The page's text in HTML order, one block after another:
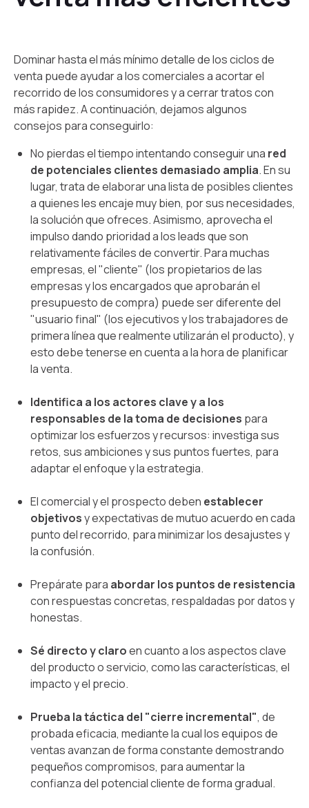
Dominar hasta el más mínimo detalle de los ciclos de
venta puede ayudar a los comerciales a acortar el
recorrido de los consumidores y a cerrar tratos con
más rapidez. A continuación, dejamos algunos
consejos para conseguirlo:
No pierdas el tiempo intentando conseguir una red
de potenciales clientes demasiado amplia. En su
lugar, trata de elaborar una lista de posibles clientes
a quienes les encaje muy bien, por sus necesidades,
la solución que ofreces. Asimismo, aprovecha el
impulso dando prioridad a los leads que son
relativamente fáciles de convertir. Para muchas
empresas, el "cliente" (los propietarios de las
empresas y los encargados que aprobarán el
presupuesto de compra) puede ser diferente del
"usuario final" (los ejecutivos y los trabajadores de
primera línea que realmente utilizarán el producto), y
esto debe tenerse en cuenta a la hora de planificar
la venta.
Identifica a los actores clave y a los
responsables de la toma de decisiones para
optimizar los esfuerzos y recursos: investiga sus
retos, sus ambiciones y sus puntos fuertes, para
adaptar el enfoque y la estrategia.
El comercial y el prospecto deben establecer
objetivosy expectativasde mutuo acuerdo en cada
punto del recorrido, para minimizar los desajustes y
la confusión.
Prepárate para abordar los puntos de resistencia
con respuestas concretas, respaldadas por datos y
honestas.
Sé directo y claroen cuanto a los aspectos clave
del producto o servicio, como las características, el
impacto y el precio.
Prueba la táctica del "cierre incremental", de
probada eficacia, mediante la cual los equipos de
ventas avanzan de forma constante demostrando
pequeños compromisos, para aumentar la
confianza del potencial cliente de forma gradual.